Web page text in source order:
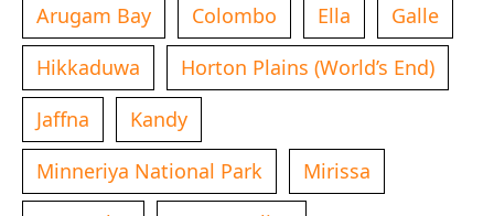
Arugam Bay
Colombo Ella
Galle
Hikkaduwa
Horton Plains (World’s End)
Jaffna
Kandy
Minneriya National Park
Mirissa